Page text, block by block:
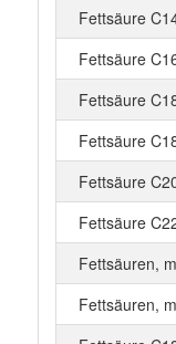
Fettsäure
Fettsäure
Fettsäure
Fettsäure
Fettsäure
Fettsäure
Fettsäuren,
Fettsäuren,